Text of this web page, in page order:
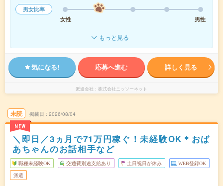
男女比率
女性
男性
もっと見る
気になる! 応募へ進む 詳しく見る
派遣会社 株式会社ニッソーネット
未読
NEW
掲載日 2026/08/04
＼即日／3ヵ月で71万円稼ぐ！未経験OK＊おば
あちゃんのお話相手など
職種未経験OK 交通費別途支給あり 土日祝日が休み WEB登録OK
派遣